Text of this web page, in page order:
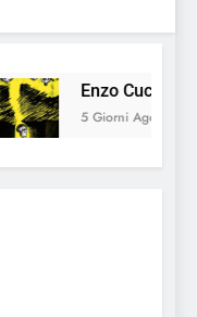
Enzo Cucchi
5 Giorni Ago